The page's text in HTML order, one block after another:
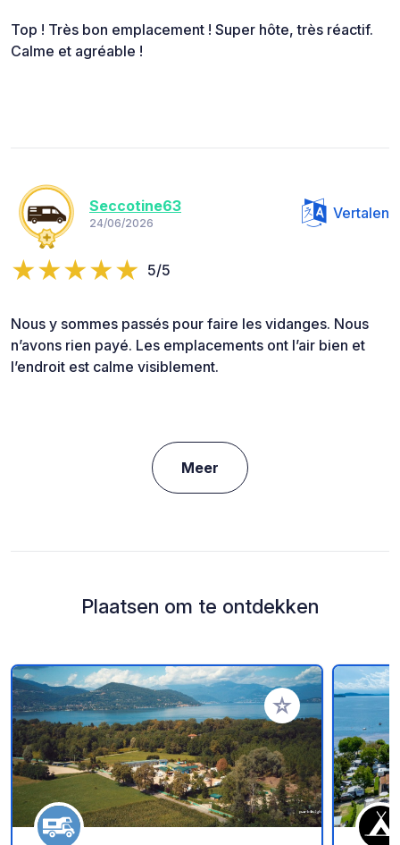
Top ! Très bon emplacement ! Super hôte, très réactif.
Calme et agréable !
Seccotine63
24/06/2026
Vertalen
5/5
Nous y sommes passés pour faire les vidanges. Nous
n’avons rien payé. Les emplacements ont l’air bien et
l’endroit est calme visiblement.
Meer
Plaatsen om te ontdekken
Voeg toe aan je